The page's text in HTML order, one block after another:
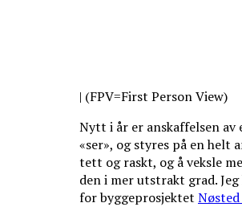
| (FPV=First Person View)
Nytt i år er anskaffelsen av
«ser», og styres på en
tett og raskt, og å veksle
den i mer utstrakt grad.
for byggeprosjektet